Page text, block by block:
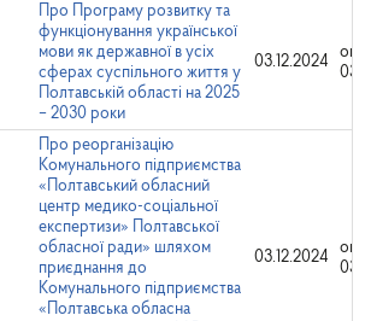
Про Програму розвитку та
функціонування української
мови як державної в усіх
сферах суспільного життя у
Полтавській області на 2025
– 2030 роки
03.12.2024
Про реорганізацію
Комунального підприємства
«Полтавський обласний
центр медико-соціальної
експертизи» Полтавської
обласної ради» шляхом
приєднання до
Комунального підприємства
«Полтавська обласна
03.12.2024